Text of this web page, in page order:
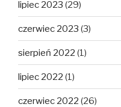
lipiec 2023 (29)
czerwiec 2023 (3)
sierpień 2022 (1)
lipiec 2022 (1)
czerwiec 2022 (26)